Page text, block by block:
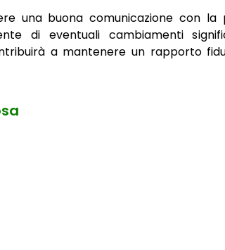
una buona comunicazione con
di eventuali cambiamenti
a mantenere un rapporto